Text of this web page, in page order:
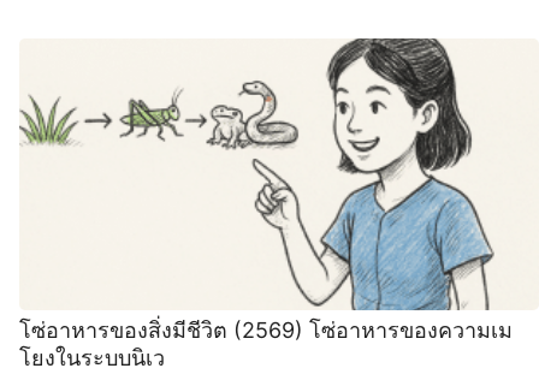
โซ่อาหารของสิ่งมีชีวิต (2569) โซ่อาหารของความเม
โยงในระบบนิเว